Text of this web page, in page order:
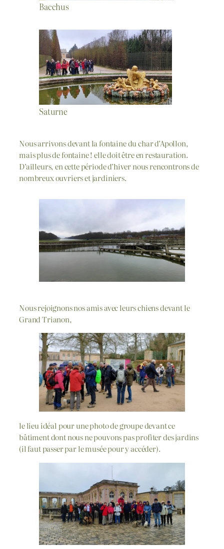
Bacchus
Saturne
Nous arrivons devant la fontaine du char d’Apollon,
mais plus de fontaine ! elle doit être en restauration.
D’ailleurs, en cette période d’hiver nous rencontrons de
nombreux ouvriers et jardiniers.
Nous rejoignons nos amis avec leurs chiens devant le
Grand Trianon,
le lieu idéal pour une photo de groupe devant ce
bâtiment dont nous ne pouvons pas profiter des jardins
(il faut passer par le musée pour y accéder).